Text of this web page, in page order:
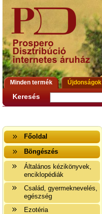
Minden termék Újdonságok
Keresés
Főoldal
Böngészés
Általános kézikönyvek,
enciklopédiák
Család, gyermeknevelés,
egészség
Ezotéria